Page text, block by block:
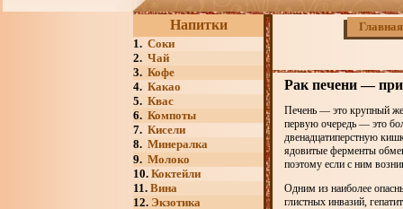
Напитки
1. Соки
2. Чай
3. Кофе
4. Какао
5. Квас
6. Компоты
7. Кисели
8. Минералка
9. Молоко
10. Коктейли
11. Вина
12. Экзотика
Главная
Рак печени —
Печень — это крупный
первую очередь — это
двенадцатиперстную
ядовитые ферменты
поэтому если с ним
Одним из наиболее
глистных инвазий,